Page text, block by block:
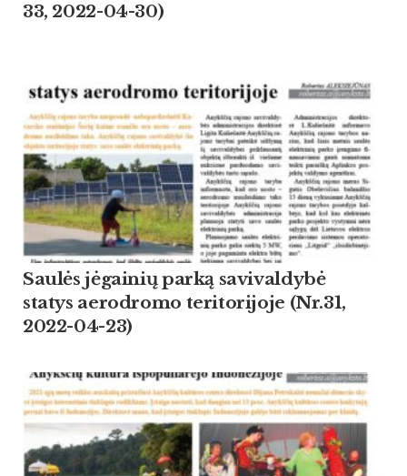
33, 2022-04-30)
Saulės jėgainių parką savivaldybė
statys aerodromo teritorijoje (Nr.31,
2022-04-23)